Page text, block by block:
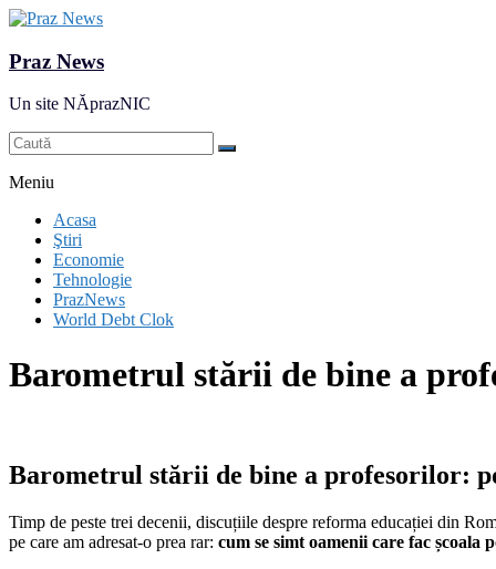
Praz News
Un site NĂprazNIC
Meniu
Acasa
Ştiri
Economie
Tehnologie
PrazNews
World Debt Clok
Barometrul stării de bine a
Barometrul stării de bine a profesorilor:
Timp de peste trei decenii, discuțiile despre reforma educației din
pe care am adresat-o prea rar: cum se simt oamenii care fac școala